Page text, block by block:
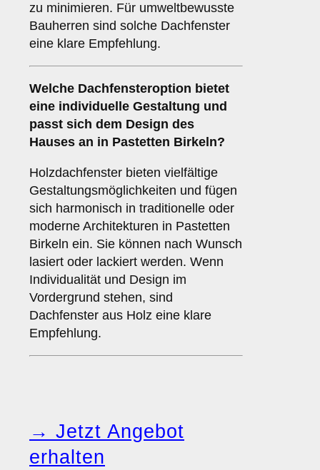
zu minimieren. Für umweltbewusste
Bauherren sind solche Dachfenster
eine klare Empfehlung.
Welche Dachfensteroption bietet
eine individuelle Gestaltung und
passt sich dem Design des
Hauses an in Pastetten Birkeln?
Holzdachfenster bieten vielfältige
Gestaltungsmöglichkeiten und fügen
sich harmonisch in traditionelle oder
moderne Architekturen in Pastetten
Birkeln ein. Sie können nach Wunsch
lasiert oder lackiert werden. Wenn
Individualität und Design im
Vordergrund stehen, sind
Dachfenster aus Holz eine klare
Empfehlung.
→ Jetzt Angebot
erhalten